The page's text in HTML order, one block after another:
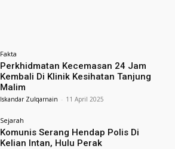
Fakta
Perkhidmatan Kecemasan 24 Jam
Kembali Di Klinik Kesihatan Tanjung
Malim
Iskandar Zulqarnain - 11 April 2025
Sejarah
Komunis Serang Hendap Polis Di
Kelian Intan, Hulu Perak